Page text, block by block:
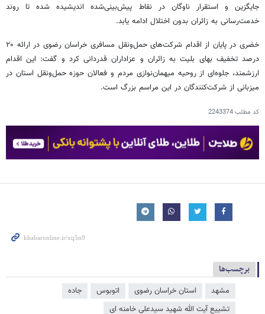
جایگزین و استقرار ناوگان در نقاط پیش‌بینی‌شده اندیشیده شده تا روند
خدمت‌رسانی به زائران بدون اختلال ادامه یابد.
خضری در پایان از اقدام شرکت‌های حمل‌ونقل مسافری خراسان رضوی در ارائه ۲۰
درصد تخفیف بهای بلیت به زائران و عزاداران قدردانی کرد و گفت: این اقدام
ارزشمند، جلوه‌ای از روحیه میهمان‌نوازی مردم و فعالان حوزه حمل‌ونقل استان در
میزبانی از شرکت‌کنندگان در این مراسم بزرگ است.
کد مطلب2243374
برچسب‌ها
مشهد استان خراسان رضوی اتوبوس
جاده
تشییع آیت الله شهید سیدعلی خامنه ای